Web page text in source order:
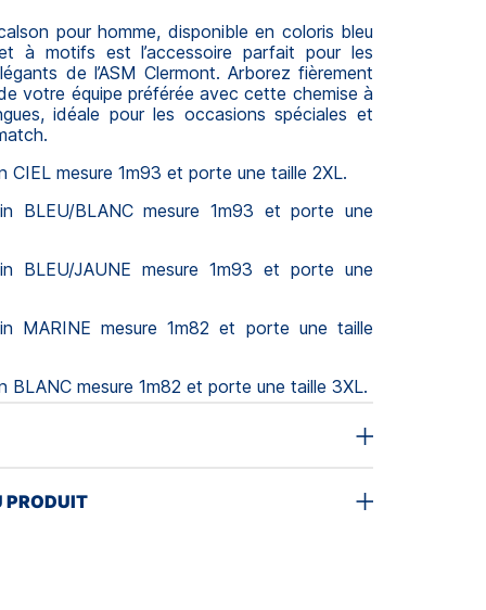
pour homme, disponible en coloris bleu
à motifs est l’accessoire parfait pour les
de l’ASM Clermont. Arborez fièrement
votre équipe préférée avec cette chemise à
idéale pour les occasions spéciales et
CIEL mesure 1m93 et porte une taille 2XL.
BLEU/BLANC mesure 1m93 et porte une
BLEU/JAUNE mesure 1m93 et porte une
MARINE mesure 1m82 et porte une taille
BLANC mesure 1m82 et porte une taille 3XL.
PRODUIT